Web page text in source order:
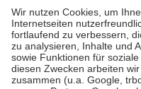
höchstens zehn Euro.
Es
Kosten der Leistung zu
Diese Regeln gelten
Bei Heilmitteln und
Zuzahlung zehn Prozent der
Verordnung.